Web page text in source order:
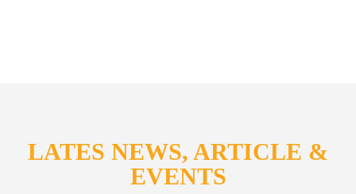
LATES NEWS, ARTICLE &
EVENTS